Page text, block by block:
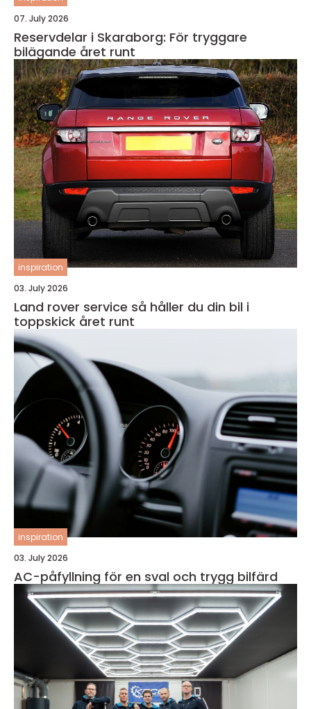
07. July 2026
Reservdelar i Skaraborg: För tryggare
bilägande året runt
inspiration
03. July 2026
Land rover service så håller du din bil i
toppskick året runt
inspiration
03. July 2026
AC-påfyllning för en sval och trygg bilfärd